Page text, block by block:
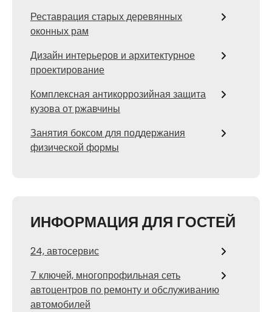
Реставрация старых деревянных
оконных рам
Дизайн интерьеров и архитектурное
проектирование
Комплексная антикоррозийная защита
кузова от ржавчины
Занятия боксом для поддержания
физической формы
ИНФОРМАЦИЯ ДЛЯ ГОСТЕЙ
24, автосервис
7 ключей, многопрофильная сеть
автоцентров по ремонту и обслуживанию
автомобилей